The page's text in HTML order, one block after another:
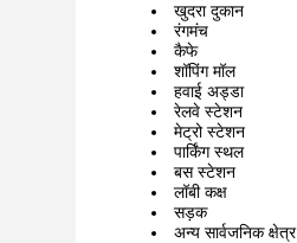
खुदरा दुकान
रंगमंच
कैफे
शॉपिंग मॉल
हवाई अड्डा
रेलवे स्टेशन
मेट्रो स्टेशन
पार्किंग स्थल
बस स्टेशन
लॉबी कक्ष
सड़क
अन्य सार्वजनिक क्षेत्र